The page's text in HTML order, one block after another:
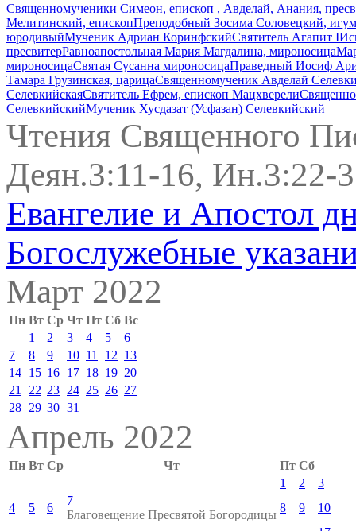
Священномученики Симеон, епископ , Авделай, Анания,
Мелитинский, епископПреподобный Зосима Соловецкий,
юродивыйМученик Адриан КоринфскийСвятитель Агапит I
пресвитерРавноапостольная Мария Магдалина, мироносица
мироносицаСвятая Сусанна мироносицаПраведный Иосиф
Тамара Грузинская, царицаСвященномученик Авделай
СелевкийскаяСвятитель Ефрем, епископ Мацхверели
СелевкийскийМученик Хусдазат (Усфазан) Селевкийский
Чтения Священного
Деян.3:11-16, Ин.3:22-
Евангелие и Апостол
Богослужебные
Март 2022
Пн Вт Ср Чт Пт Сб Вс
1
2 3 4 5
6
7
8 9 10 11 12 13
14 15 16 17 18 19 20
21
22 23 24 25 26 27
28 29 30 31
Апрель 2022
Пн Вт Ср Чт Пт Сб
1
2
3
4
5 6
7
Благовещение Пресвятой Богородицы
8 9
10